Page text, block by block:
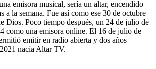
emisora musical, sería un altar, encendido
a la semana. Fue así como ese 30 de octubre
Dios. Poco tiempo después, un 24 de julio de
como una emisora online. El 16 de julio de
emitir en radio abierta y dos años
nacía Altar TV.